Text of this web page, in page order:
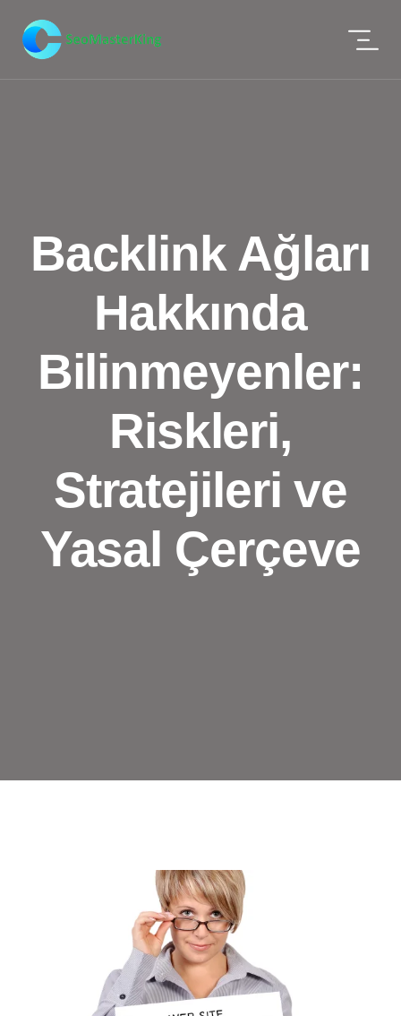
Backlink Ağları
Hakkında
Bilinmeyenler:
Riskleri,
Stratejileri ve
Yasal Çerçeve